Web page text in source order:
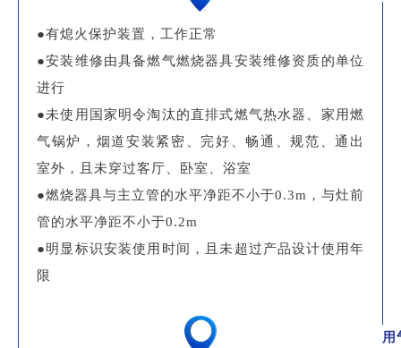
●有熄火保护装置，工作正常
●安装维修由具备燃气燃烧器具安装维修资质的单位
进行
●未使用国家明令淘汰的直排式燃气热水器、家用燃
气锅炉，烟道安装紧密、完好、畅通、规范、通出
室外，且未穿过客厅、卧室、浴室
●燃烧器具与主立管的水平净距不小于0.3m，与灶前
管的水平净距不小于0.2m
●明显标识安装使用时间，且未超过产品设计使用年
限
用